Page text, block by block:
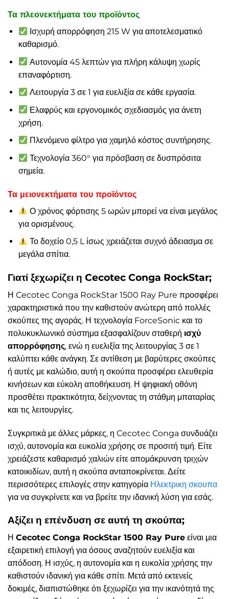
Τα πλεονεκτήματα του προϊόντος
Ισχυρή απορρόφηση 215 W για αποτελεσματικό
καθαρισμό.
Αυτονομία 45 λεπτών για πλήρη κάλυψη χωρίς
επαναφόρτιση.
Λειτουργία 3 σε 1 για ευελιξία σε κάθε εργασία.
Ελαφρύς και εργονομικός σχεδιασμός για άνετη
χρήση.
Πλενόμενο φίλτρο για χαμηλό κόστος συντήρησης.
Τεχνολογία 360° για πρόσβαση σε δυσπρόσιτα
σημεία.
Τα μειονεκτήματα του προϊόντος
Ο χρόνος φόρτισης 5 ωρών μπορεί να είναι μεγάλος
για ορισμένους.
Το δοχείο 0,5 L ίσως χρειάζεται συχνό άδειασμα σε
μεγάλα σπίτια.
Γιατί ξεχωρίζει η Cecotec Conga RockStar;
Η Cecotec Conga RockStar 1500 Ray Pure προσφέρει
χαρακτηριστικά που την καθιστούν ανώτερη από πολλές
σκούπες της αγοράς. Η τεχνολογία ForceSonic και το
πολυκυκλωνικό σύστημα εξασφαλίζουν σταθερή ισχύ
απορρόφησης, ενώ η ευελιξία της λειτουργίας 3 σε 1
καλύπτει κάθε ανάγκη. Σε αντίθεση με βαρύτερες σκούπες
ή αυτές με καλώδιο, αυτή η σκούπα προσφέρει ελευθερία
κινήσεων και εύκολη αποθήκευση. Η ψηφιακή οθόνη
προσθέτει πρακτικότητα, δείχνοντας τη στάθμη μπαταρίας
και τις λειτουργίες.
Συγκριτικά με άλλες μάρκες, η Cecotec Conga συνδυάζει
ισχύ, αυτονομία και ευκολία χρήσης σε προσιτή τιμή. Είτε
χρειάζεστε καθαρισμό χαλιών είτε απομάκρυνση τριχών
κατοικιδίων, αυτή η σκούπα ανταποκρίνεται. Δείτε
περισσότερες επιλογές στην κατηγορία Ηλεκτρικη σκουπα
για να συγκρίνετε και να βρείτε την ιδανική λύση για εσάς.
Αξίζει η επένδυση σε αυτή τη σκούπα;
Η Cecotec Conga RockStar 1500 Ray Pure είναι μια
εξαιρετική επιλογή για όσους αναζητούν ευελιξία και
απόδοση. Η ισχύς, η αυτονομία και η ευκολία χρήσης την
καθιστούν ιδανική για κάθε σπίτι. Μετά από εκτενείς
δοκιμές, διαπιστώθηκε ότι ξεχωρίζει για την ικανότητά της